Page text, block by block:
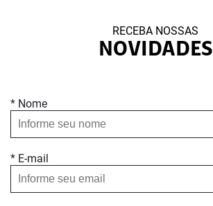
RECEBA NOSSAS
NOVIDADES
* Nome
* E-mail